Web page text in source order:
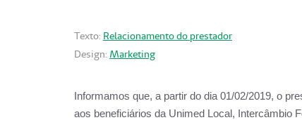
Texto: Relacionamento do prestador
Design: Marketing
Informamos que, a partir do dia 01/02/2019, o
aos beneficiários da Unimed Local, Intercâmbio